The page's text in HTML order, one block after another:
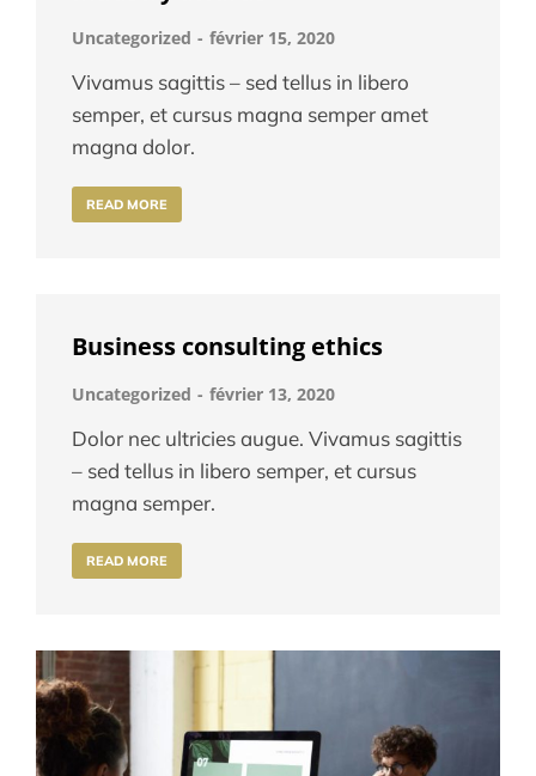
Uncategorized février 15, 2020
Vivamus sagittis – sed tellus in libero
semper, et cursus magna semper amet
magna dolor.
READ MORE
Business consulting ethics
Uncategorized février 13, 2020
Dolor nec ultricies augue. Vivamus sagittis
– sed tellus in libero semper, et cursus
magna semper.
READ MORE